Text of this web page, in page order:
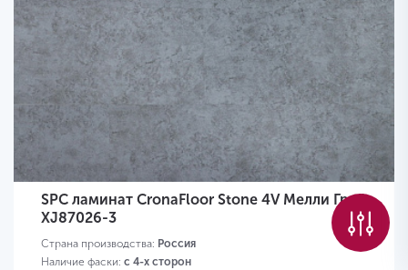
SPC ламинат CronaFloor Stone 4V Мелли Грей
XJ87026-3
Страна производства: Россия
Наличие фаски: с 4-х сторон